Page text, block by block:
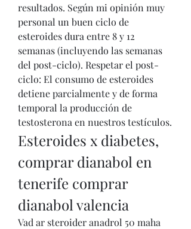
resultados. Según mi opinión muy
personal un buen ciclo de
esteroides dura entre 8 y 12
semanas (incluyendo las semanas
del post-ciclo). Respetar el post-
ciclo: El consumo de esteroides
detiene parcialmente y de forma
temporal la producción de
Esteroides x diabetes,
comprar dianabol en
tenerife comprar
dianabol valencia
Vad ar steroider anadrol 50 maha